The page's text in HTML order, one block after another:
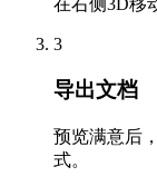
在右侧3D移
3
导出文档
预览满意后
式。